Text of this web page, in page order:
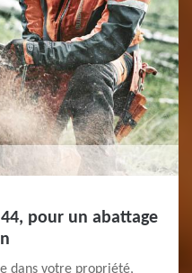
44, pour un abattage
dans votre propriété,